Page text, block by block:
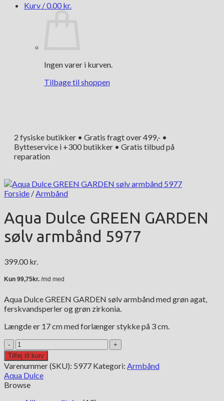
Kurv /0.00 kr.
Ingen varer i kurven.
Tilbage til shoppen
2 fysiske butikker • Gratis fragt over 499,- •
Bytteservice i +300 butikker • Gratis tilbud på
reparation
Forside /Armbånd
Aqua Dulce GREEN GARDEN
sølv armbånd 5977
399.00 kr.
Aqua Dulce GREEN GARDEN sølv armbånd med grøn agat,
ferskvandsperler og grøn zirkonia.
Længde er 17 cm med forlænger stykke på 3 cm.
Aqua
Dulce
GREEN
GARDEN
sølv
armbånd
Tilføj til kurv
Varenummer (SKU): 5977 Kategori: Armbånd
Aqua Dulce
Browse